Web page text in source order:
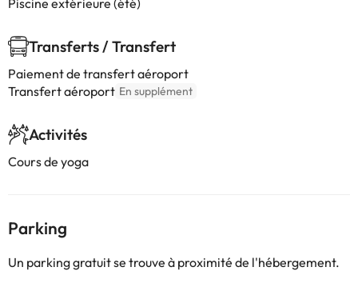
Piscine extérieure (été)
Transferts / Transfert
Paiement de transfert aéroport
Transfert aéroport En supplément
Activités
Cours de yoga
Parking
Un parking gratuit se trouve à proximité de l'hébergement.